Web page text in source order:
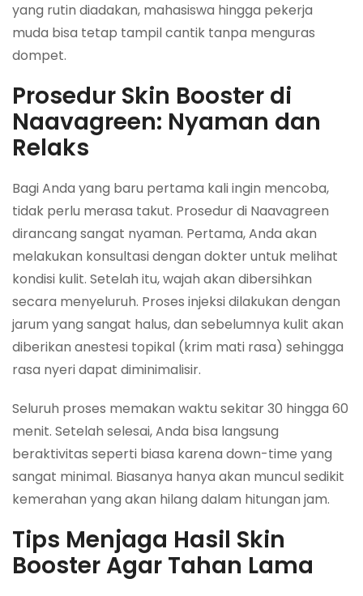
yang rutin diadakan, mahasiswa hingga pekerja
muda bisa tetap tampil cantik tanpa menguras
dompet.
Prosedur Skin Booster di
Naavagreen: Nyaman dan
Relaks
Bagi Anda yang baru pertama kali ingin mencoba,
tidak perlu merasa takut. Prosedur di Naavagreen
dirancang sangat nyaman. Pertama, Anda akan
melakukan konsultasi dengan dokter untuk melihat
kondisi kulit. Setelah itu, wajah akan dibersihkan
secara menyeluruh. Proses injeksi dilakukan dengan
jarum yang sangat halus, dan sebelumnya kulit akan
diberikan anestesi topikal (krim mati rasa) sehingga
rasa nyeri dapat diminimalisir.
Seluruh proses memakan waktu sekitar 30 hingga 60
menit. Setelah selesai, Anda bisa langsung
beraktivitas seperti biasa karena down-time yang
sangat minimal. Biasanya hanya akan muncul sedikit
kemerahan yang akan hilang dalam hitungan jam.
Tips Menjaga Hasil Skin
Booster Agar Tahan Lama